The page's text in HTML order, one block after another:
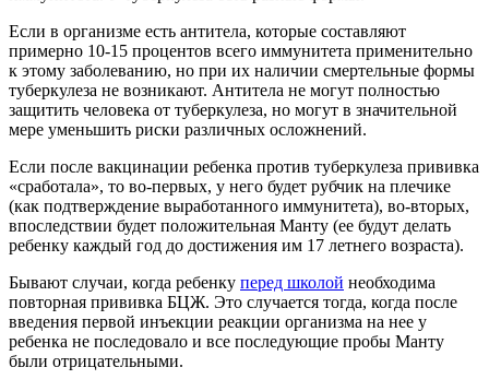
Если в организме есть антитела, которые составляют
примерно 10-15 процентов всего иммунитета применительно
к этому заболеванию, но при их наличии смертельные формы
туберкулеза не возникают. Антитела не могут полностью
защитить человека от туберкулеза, но могут в значительной
мере уменьшить риски различных осложнений.
Если после вакцинации ребенка против туберкулеза прививка
«сработала», то во-первых, у него будет рубчик на плечике
(как подтверждение выработанного иммунитета), во-вторых,
впоследствии будет положительная Манту (ее будут делать
ребенку каждый год до достижения им 17 летнего возраста).
Бывают случаи, когда ребенку перед школой необходима
повторная прививка БЦЖ. Это случается тогда, когда после
введения первой инъекции реакции организма на нее у
ребенка не последовало и все последующие пробы Манту
были отрицательными.